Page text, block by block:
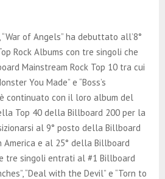
of Angels” ha debuttato all’8°
Rock Albums con tre singoli che
Mainstream Rock Top 10 tra cui
You Made” e “Boss’s
continuato con il loro album del
Top 40 della Billboard 200 per la
al 9° posto della Billboard
America e al 25° della Billboard
tre singoli entrati al #1 Billboard
“Deal with the Devil” e “Torn to